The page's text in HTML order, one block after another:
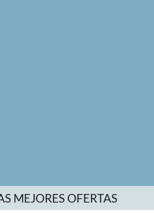
MEJORES OFERTAS